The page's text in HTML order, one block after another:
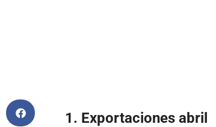
1. Exportaciones abril